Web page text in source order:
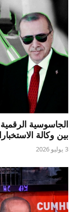
الجاسوسية
بين وكالة
3 يوليو 2026